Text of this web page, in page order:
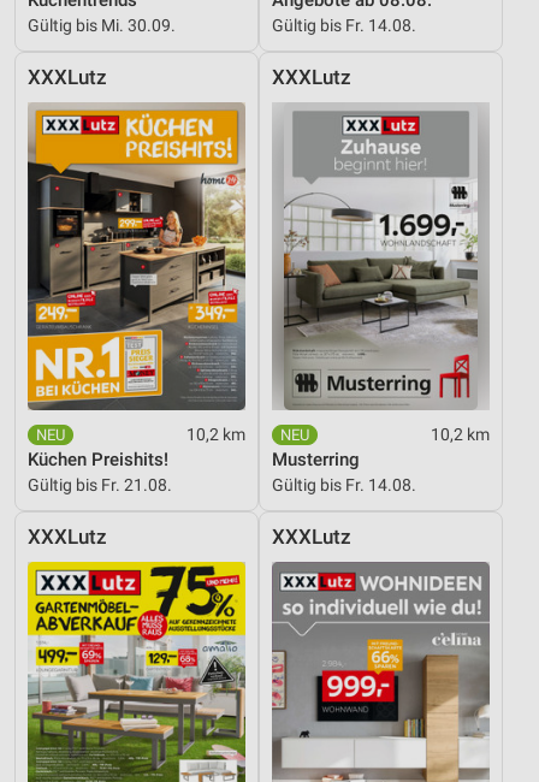
Gültig bis Mi. 30.09. Gültig bis Fr. 14.08.
XXXLutz
10,2 km
Küchen Preishits!
Gültig bis Fr. 21.08.
XXXLutz
10,2 km
Musterring
Gültig bis Fr. 14.08.
XXXLutz XXXLutz
Messung der Performance von Inhalten
Analyse von Zielgruppen durch Statistiken oder
Kombinationen von Daten aus verschiedenen
Quellen
Entwicklung und Verbesserung der Angebote
Verwendung reduzierter Daten zur Auswahl von
Inhalten
IAB-Besonderheiten:
Verwendung genauer Standortdaten
Geräte anhand von aktiv angeforderten
Informationen identifizieren
Nicht-IAB-Verarbeitungszwecke:
Notwendig
Funktional
Werbung